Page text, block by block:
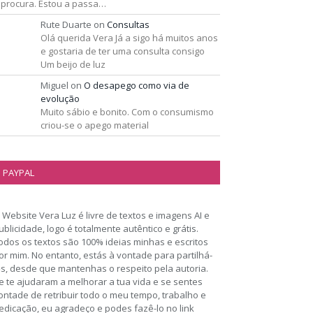
Estou a passa…
Rute Duarte on Consultas
Olá querida Vera Já a sigo há muitos anos
e gostaria de ter uma consulta consigo
Um beijo de luz
Miguel on O desapego como via de
evolução
Muito sábio e bonito. Com o consumismo
criou-se o apego material
PAYPAL
Website Vera Luz é livre de textos e imagens AI e
logo é totalmente autêntico e grátis.
os textos são 100% ideias minhas e escritos
mim. No entanto, estás à vontade para partilhá-
desde que mantenhas o respeito pela autoria.
te ajudaram a melhorar a tua vida e se sentes
de retribuir todo o meu tempo, trabalho e
eu agradeço e podes fazê-lo no link